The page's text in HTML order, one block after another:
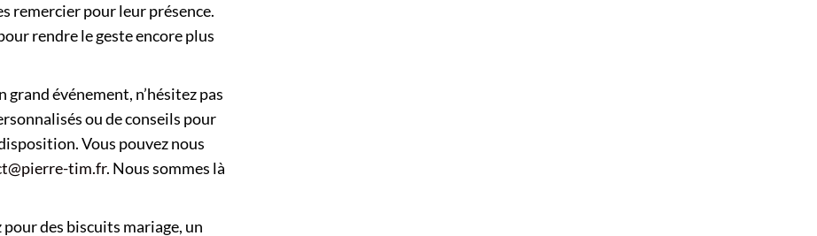
remercier pour leur présence.
rendre le geste encore plus
événement, n’hésitez pas
ou de conseils pour
Vous pouvez nous
tim.fr. Nous sommes là
des biscuits mariage, un